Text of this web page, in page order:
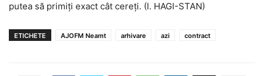
putea să primiţi exact cât cereţi. (I. HAGI-STAN)
ETICHETE AJOFM Neamt arhivare azi contract